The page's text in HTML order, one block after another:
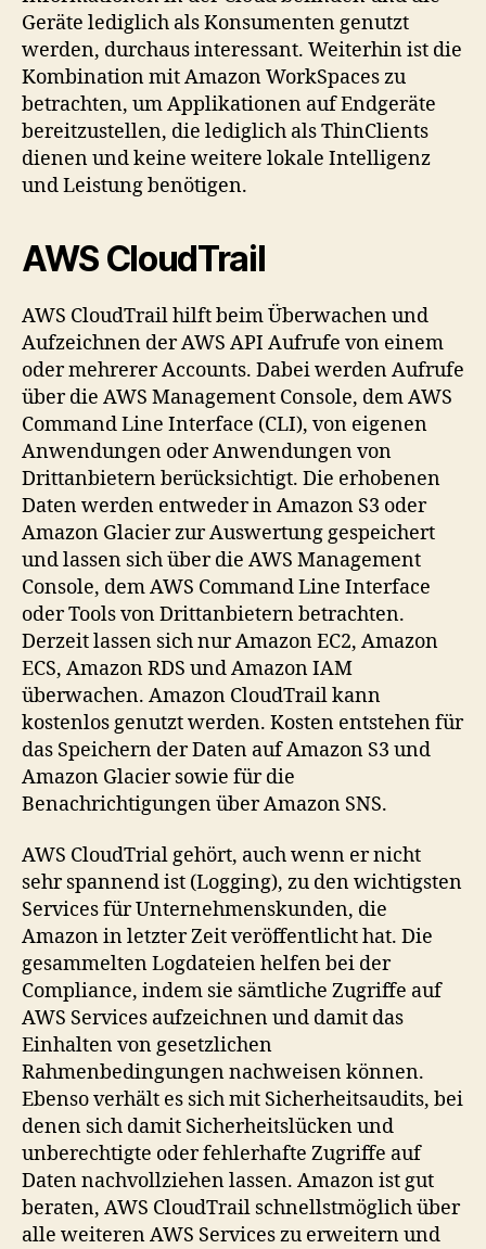
Geräte lediglich als Konsumenten genutzt
werden, durchaus interessant. Weiterhin ist die
Kombination mit Amazon WorkSpaces zu
betrachten, um Applikationen auf Endgeräte
bereitzustellen, die lediglich als ThinClients
dienen und keine weitere lokale Intelligenz
und Leistung benötigen.
AWS CloudTrail
AWS CloudTrail hilft beim Überwachen und
Aufzeichnen der AWS API Aufrufe von einem
oder mehrerer Accounts. Dabei werden Aufrufe
über die AWS Management Console, dem AWS
Command Line Interface (CLI), von eigenen
Anwendungen oder Anwendungen von
Drittanbietern berücksichtigt. Die erhobenen
Daten werden entweder in Amazon S3 oder
Amazon Glacier zur Auswertung gespeichert
und lassen sich über die AWS Management
Console, dem AWS Command Line Interface
oder Tools von Drittanbietern betrachten.
Derzeit lassen sich nur Amazon EC2, Amazon
ECS, Amazon RDS und Amazon IAM
überwachen. Amazon CloudTrail kann
kostenlos genutzt werden. Kosten entstehen für
das Speichern der Daten auf Amazon S3 und
Amazon Glacier sowie für die
Benachrichtigungen über Amazon SNS.
AWS CloudTrial gehört, auch wenn er nicht
sehr spannend ist (Logging), zu den wichtigsten
Services für Unternehmenskunden, die
Amazon in letzter Zeit veröffentlicht hat. Die
gesammelten Logdateien helfen bei der
Compliance, indem sie sämtliche Zugriffe auf
AWS Services aufzeichnen und damit das
Einhalten von gesetzlichen
Rahmenbedingungen nachweisen können.
Ebenso verhält es sich mit Sicherheitsaudits, bei
denen sich damit Sicherheitslücken und
unberechtigte oder fehlerhafte Zugriffe auf
Daten nachvollziehen lassen. Amazon ist gut
beraten, AWS CloudTrail schnellstmöglich über
alle weiteren AWS Services zu erweitern und